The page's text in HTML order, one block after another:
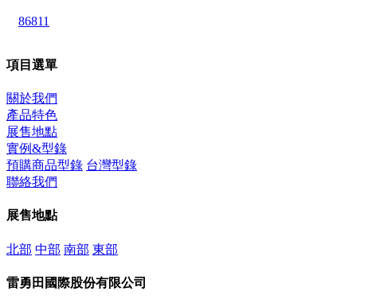
86811
項目選單
關於我們
產品特色
展售地點
實例&型錄
預購商品型錄 台灣型錄
聯絡我們
展售地點
北部 中部 南部 東部
雷勇田國際股份有限公司